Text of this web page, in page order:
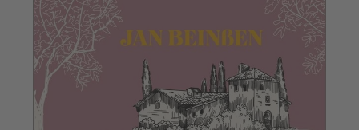
Produktbilder
zum
Buch